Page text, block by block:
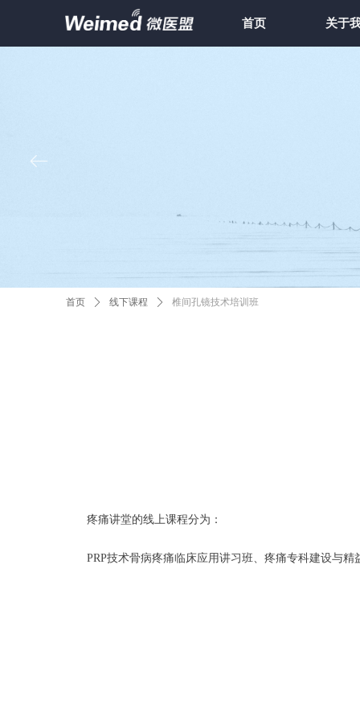
首页 关于
ꂃ
首页 ꄲ 线下课程 ꄲ 椎间孔镜技术培训班
疼痛讲堂的线上课程分为：
PRP技术骨病疼痛临床应用讲习班、疼痛专科建设与